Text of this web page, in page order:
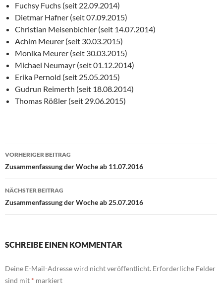
Fuchsy Fuchs (seit 22.09.2014)
Dietmar Hafner (seit 07.09.2015)
Christian Meisenbichler (seit 14.07.2014)
Achim Meurer (seit 30.03.2015)
Monika Meurer (seit 30.03.2015)
Michael Neumayr (seit 01.12.2014)
Erika Pernold (seit 25.05.2015)
Gudrun Reimerth (seit 18.08.2014)
Thomas Rößler (seit 29.06.2015)
Beitragsnavigation
VORHERIGER BEITRAG
Zusammenfassung der Woche ab 11.07.2016
NÄCHSTER BEITRAG
Zusammenfassung der Woche ab 25.07.2016
SCHREIBE EINEN KOMMENTAR
Deine E-Mail-Adresse wird nicht veröffentlicht. Erforderliche Felder
sind mit * markiert